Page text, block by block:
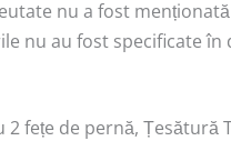
nu a fost
nu au fost specificate
2 fețe de pernă,